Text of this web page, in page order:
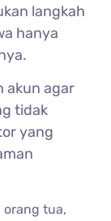
langkah
hanya
akun agar
tidak
yang
orang tua,